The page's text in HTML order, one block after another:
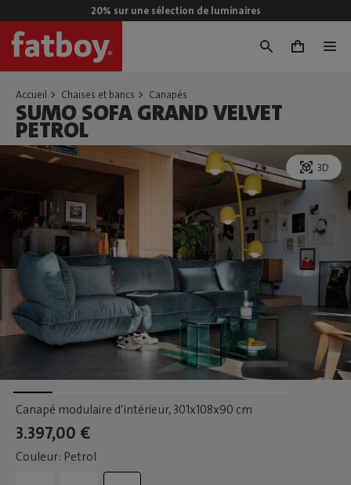
20% sur une sélection de luminaires
0
Accueil Chaises et bancs Canapés
SUMO SOFA GRAND VELVET
PETROL
3D
Canapé modulaire d’intérieur, 301x108x90 cm
3.397,00 €
Couleur: Petrol